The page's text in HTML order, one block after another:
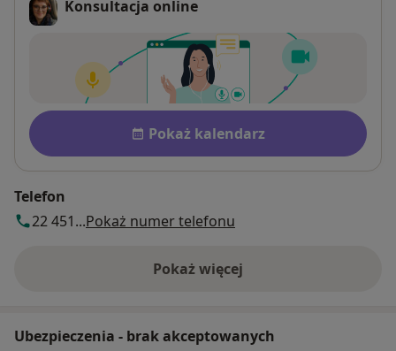
Konsultacja online
Dostępność
Pokaż kalendarz
Telefon
22 451...Pokaż numer telefonu
Pokaż więcej
o adresie
Ubezpieczenia - brak akceptowanych